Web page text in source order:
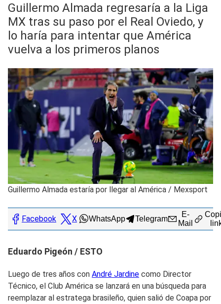
Guillermo Almada regresaría a la Liga
MX tras su paso por el Real Oviedo, y
lo haría para intentar que América
vuelva a los primeros planos
Guillermo Almada estaría por llegar al América / Mexsport
Facebook X WhatsApp Telegram
E-
Mail
Eduardo Pigeón / ESTO
Luego de tres años con André Jardine como Director
Técnico, el Club América se lanzará en una búsqueda para
reemplazar al estratega brasileño, quien salió de Coapa por